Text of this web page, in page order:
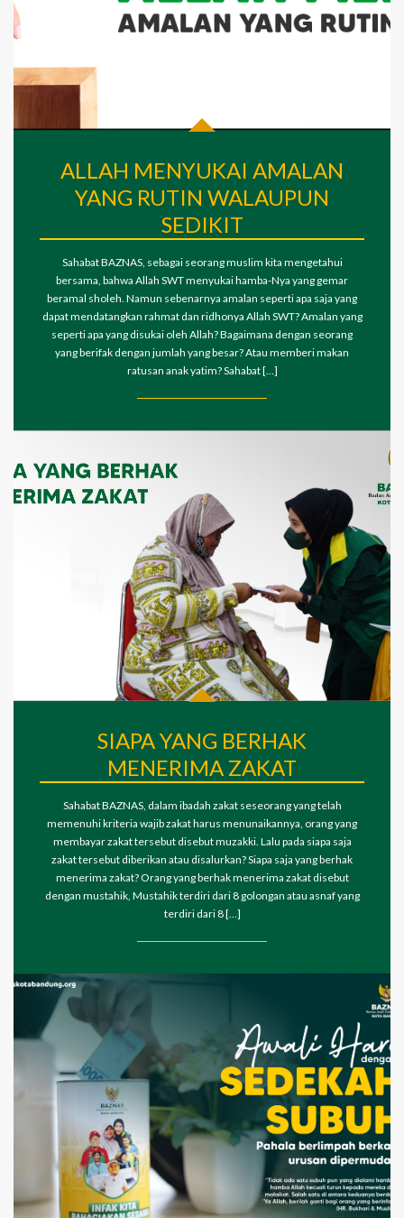
ALLAH MENYUKAI AMALAN
YANG RUTIN WALAUPUN
SEDIKIT
Sahabat BAZNAS, sebagai seorang muslim kita mengetahui
bersama, bahwa Allah SWT menyukai hamba-Nya yang gemar
beramal sholeh. Namun sebenarnya amalan seperti apa saja yang
dapat mendatangkan rahmat dan ridhonya Allah SWT? Amalan yang
seperti apa yang disukai oleh Allah? Bagaimana dengan seorang
yang berifak dengan jumlah yang besar? Atau memberi makan
ratusan anak yatim? Sahabat […]
SIAPA YANG BERHAK
MENERIMA ZAKAT
Sahabat BAZNAS, dalam ibadah zakat seseorang yang telah
memenuhi kriteria wajib zakat harus menunaikannya, orang yang
membayar zakat tersebut disebut muzakki. Lalu pada siapa saja
zakat tersebut diberikan atau disalurkan? Siapa saja yang berhak
menerima zakat? Orang yang berhak menerima zakat disebut
dengan mustahik, Mustahik terdiri dari 8 golongan atau asnaf yang
terdiri dari 8 […]